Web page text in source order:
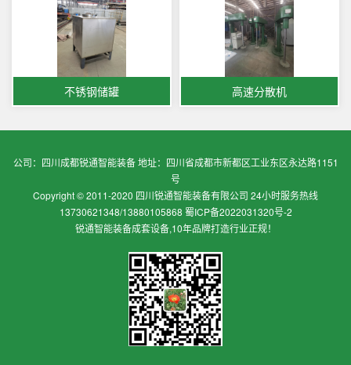
不锈钢储罐 高速分散机
公司：四川成都锐通智能装备 地址：四川省成都市新都区工业东区永达路1151
号
Copyright © 2011-2020 四川锐通智能装备有限公司 24小时服务热线
13730621348/13880105868 蜀ICP备2022031320号-2
锐通智能装备成套设备,10年品牌打造行业正规！